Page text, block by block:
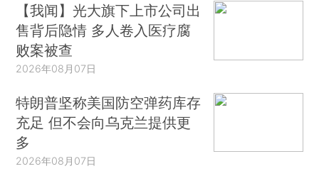
【我闻】光大旗下上市公司出
售背后隐情 多人卷入医疗腐
败案被查
2026年08月07日
特朗普坚称美国防空弹药库存
充足 但不会向乌克兰提供更
多
2026年08月07日